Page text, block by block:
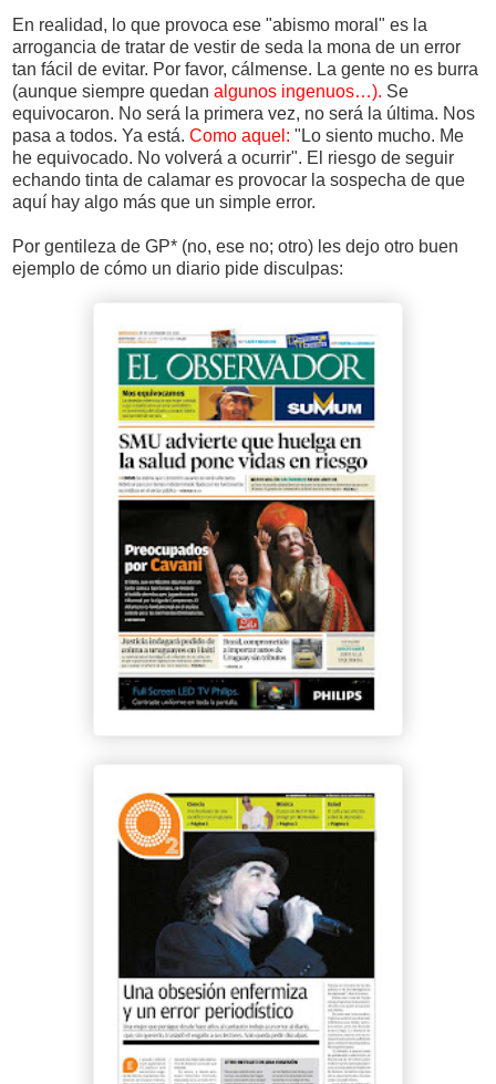
En realidad, lo que provoca ese "abismo moral" es la
arrogancia de tratar de vestir de seda la mona de un error
tan fácil de evitar. Por favor, cálmense. La gente no es burra
(aunque siempre quedan algunos ingenuos…). Se
equivocaron. No será la primera vez, no será la última. Nos
pasa a todos. Ya está. Como aquel: "Lo siento mucho. Me
he equivocado. No volverá a ocurrir". El riesgo de seguir
echando tinta de calamar es provocar la sospecha de que
aquí hay algo más que un simple error.
Por gentileza de GP* (no, ese no; otro) les dejo otro buen
ejemplo de cómo un diario pide disculpas: